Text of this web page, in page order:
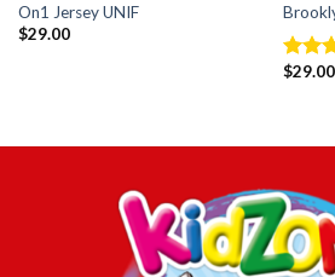
On1 Jersey UNIF
$29.00
$29.00